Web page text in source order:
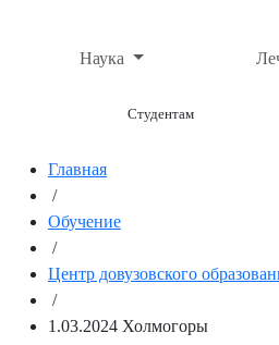
Наука
Студентам
Главная
/
Обучение
/
Центр довузовского
/
1.03.2024 Холмогоры